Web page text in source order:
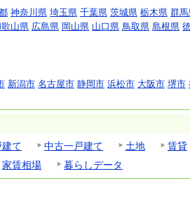
神奈川県 埼玉県 千葉県 茨城県 栃木県 群
山県 広島県 岡山県 山口県 鳥取県 島根県
新潟市 名古屋市 静岡市 浜松市 大阪市 堺市
て 中古一戸建て 土地 賃貸
家賃相場 暮らしデータ